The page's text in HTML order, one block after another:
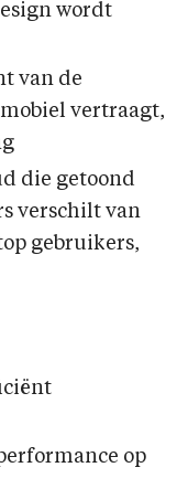
wordt
van de
vertraagt,
die getoond
verschilt van
gebruikers,
op